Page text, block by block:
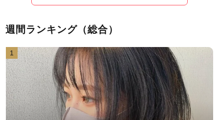
週間ランキング（総合）
1